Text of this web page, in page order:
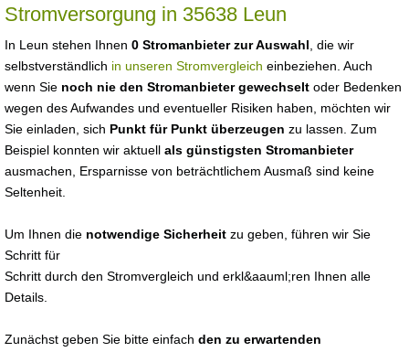
Stromversorgung in 35638 Leun
In Leun stehen Ihnen 0 Stromanbieter zur Auswahl , die wir
selbstverständlich in unseren Stromvergleich einbeziehen. Auch
wenn Sie noch nie den Stromanbieter gewechselt oder Bedenken
wegen des Aufwandes und eventueller Risiken haben, möchten wir
Sie einladen, sich Punkt für Punkt überzeugen zu lassen. Zum
Beispiel konnten wir aktuell als günstigsten Stromanbieter
ausmachen, Ersparnisse von beträchtlichem Ausmaß sind keine
Seltenheit.
Um Ihnen die notwendige Sicherheit zu geben, führen wir Sie
Schritt für
Schritt durch den Stromvergleich und erkl&aauml;ren Ihnen alle
Details.
Zunächst geben Sie bitte einfach den zu erwartenden